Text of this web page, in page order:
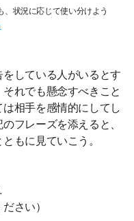
状況に応じて使い分けよう
している人がいるとす
れでも懸念すべきこと
相手を感情的にしてし
フレーズを添えると、
もに見ていこう。
さい）